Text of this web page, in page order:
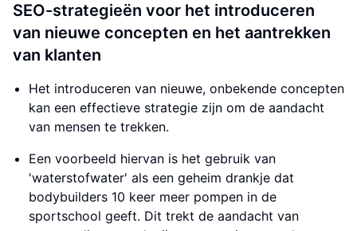
SEO-strategieën voor het introduceren
van nieuwe concepten en het aantrekken
van klanten
Het introduceren van nieuwe, onbekende concepten
kan een effectieve strategie zijn om de aandacht
van mensen te trekken.
Een voorbeeld hiervan is het gebruik van
'waterstofwater' als een geheim drankje dat
bodybuilders 10 keer meer pompen in de
sportschool geeft. Dit trekt de aandacht van